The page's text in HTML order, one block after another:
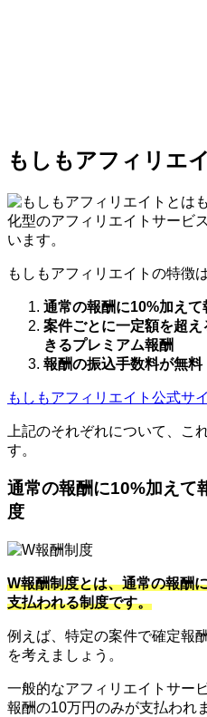
もしもアフィリエ
化型のアフィリエイトサービ
います。
もしもアフィリエイトの特徴
通常の報酬に10%加え
案件ごとに一定額を超
きるプレミアム報酬
報酬の振込手数料が無料
もしもアフィリエイト公式サ
上記のそれぞれについて、こ
す。
通常の報酬に10%加えて
度
W報酬制度とは、通常の報酬
支払われる制度です。
例えば、特定の案件で確定報
を考えましょう。
一般的なアフィリエイトサー
報酬の10万円のみが支払われ